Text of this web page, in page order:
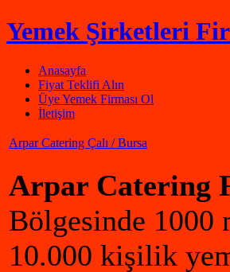
Yemek Şirketleri
Anasayfa
Fiyat Teklifi Alın
Üye Yemek Firması Ol
İletişim
Arpar Catering Çalı / Bursa
Arpar Catering
Bölgesinde 1000
10.000 kişilik